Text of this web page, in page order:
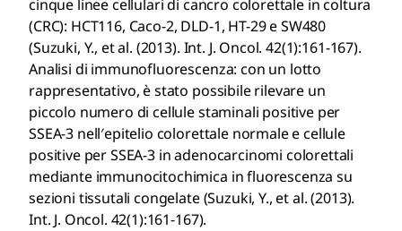
cinque linee cellulari di cancro colorettale in coltura
(CRC): HCT116, Caco-2, DLD-1, HT-29 e SW480
(Suzuki, Y., et al. (2013). Int. J. Oncol. 42(1):161-167).
Analisi di immunofluorescenza: con un lotto
rappresentativo, è stato possibile rilevare un
piccolo numero di cellule staminali positive per
SSEA-3 nell′epitelio colorettale normale e cellule
positive per SSEA-3 in adenocarcinomi colorettali
mediante immunocitochimica in fluorescenza su
sezioni tissutali congelate (Suzuki, Y., et al. (2013).
Int. J. Oncol. 42(1):161-167).